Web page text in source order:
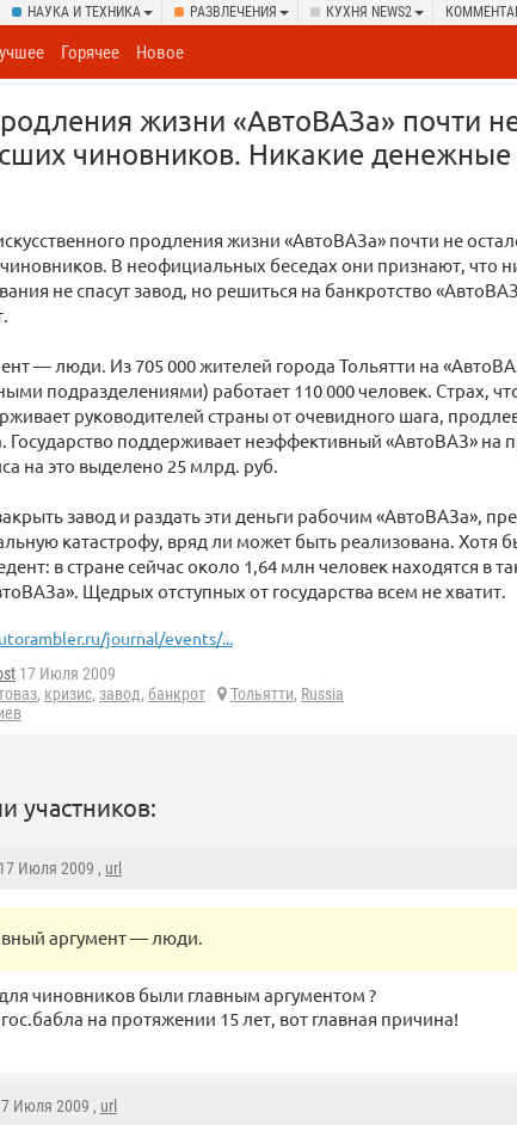
НАУКА И ТЕХНИКА РАЗВЛЕЧЕНИЯ КУХНЯ NEWS2
Горячее Новое
жизни «АвтоВАЗа» почти
чиновников. Никакие денежные
продления жизни «АвтоВАЗа» почти не
В неофициальных беседах они признают, что
не спасут завод, но решиться на банкротство
— люди. Из 705 000 жителей города Тольятти на
подразделениями) работает 110 000 человек. Страх,
руководителей страны от очевидного шага,
Государство поддерживает неэффективный «АвтоВАЗ» на
на это выделено 25 млрд. руб.
завод и раздать эти деньги рабочим «АвтоВАЗа»,
катастрофу, вряд ли может быть реализована. Хотя
в стране сейчас около 1,64 млн человек находятся в
Щедрых отступных от государства всем не хватит.
journal/events/...
17 Июля 2009
, кризис, завод, банкрот Тольятти, Russia
участников:
Июля 2009 , url
аргумент — люди.
чиновников были главным аргументом ?
на протяжении 15 лет, вот главная причина!
Июля 2009 , url